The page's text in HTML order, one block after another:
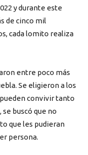
y durante este
de cinco mil
cada lomito realiza
entre poco más
Se eligieron a los
convivir tanto
buscó que no
que les pudieran
persona.